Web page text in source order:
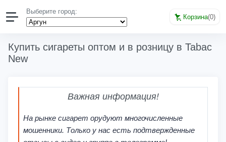
Выберите город:
Корзина(0)
Купить сигареты оптом и в розницу в Tabac
New
Важная информация!
На рынке сигарет орудуют многочисленные
мошенники. Только у нас есть подтвержденные